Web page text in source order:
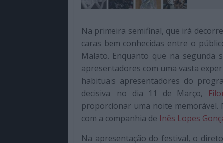
Na primeira semifinal, que irá
caras bem conhecidas entre o
Malato. Enquanto que na segunda
apresentadores com uma vasta
habituais apresentadores do
decisiva, no dia 11 de Março,
proporcionar uma noite
com a companhia de Inês Lopes
Na apresentação do festival, o